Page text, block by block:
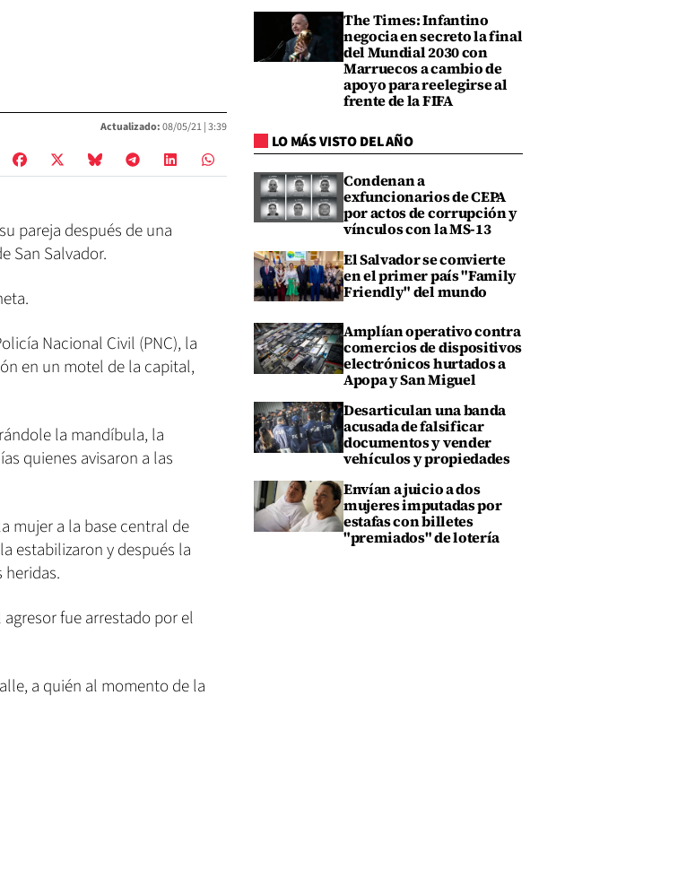
Actualizado:08/05/21 |3:39
pareja después de una
San Salvador.
Nacional Civil (PNC), la
en un motel de la capital,
la mandíbula, la
quienes avisaron a las
mujer a la base central de
estabilizaron y después la
heridas.
fue arrestado por el
, a quién al momento de la
The Times: Infantino
negocia en secreto la final
del Mundial 2030 con
Marruecos a cambio de
apoyo para reelegirse al
frente de la FIFA
LO MÁS VISTO DEL AÑO
Condenan a
exfuncionarios de CEPA
por actos de corrupción y
vínculos con la MS-13
El Salvador se convierte
en el primer país "Family
Friendly" del mundo
Amplían operativo contra
comercios de dispositivos
electrónicos hurtados a
Apopa y San Miguel
Desarticulan una banda
acusada de falsificar
documentos y vender
vehículos y propiedades
Envían a juicio a dos
mujeres imputadas por
estafas con billetes
"premiados" de lotería